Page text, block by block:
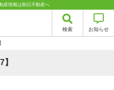
産情報は朝日不動産へ
検索 お知らせ